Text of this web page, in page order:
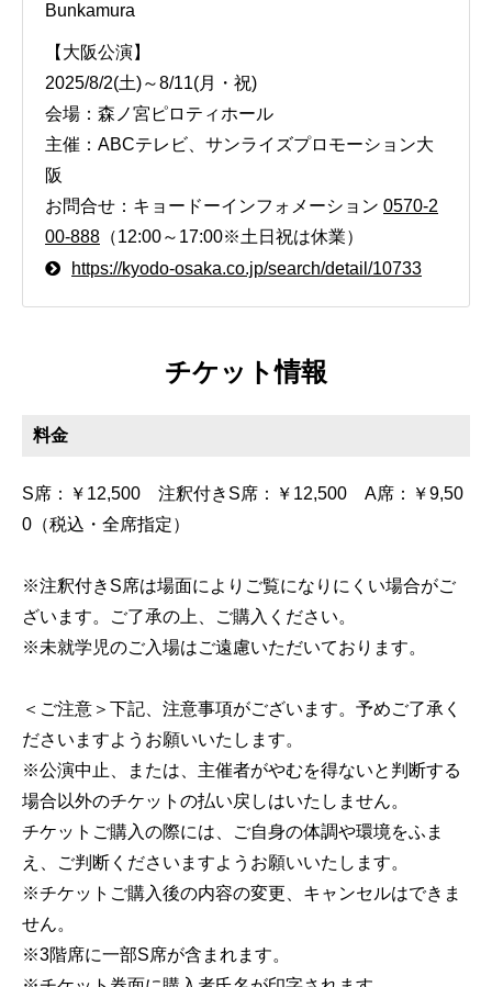
Bunkamura
【大阪公演】
2025/8/2(土)～8/11(月・祝)
会場：森ノ宮ピロティホール
主催：ABCテレビ、サンライズプロモーション大
阪
お問合せ：キョードーインフォメーション 0570-2
00-888 （12:00～17:00※土日祝は休業）
https://kyodo-osaka.co.jp/search/detail/10733
チケット情報
料金
S席：￥12,500 注釈付きS席：￥12,500 A席：￥9,50
0（税込・全席指定）
※注釈付きS席は場面によりご覧になりにくい場合がご
ざいます。ご了承の上、ご購入ください。
※未就学児のご入場はご遠慮いただいております。
＜ご注意＞下記、注意事項がございます。予めご了承く
ださいますようお願いいたします。
※公演中止、または、主催者がやむを得ないと判断する
場合以外のチケットの払い戻しはいたしません。
チケットご購入の際には、ご自身の体調や環境をふま
え、ご判断くださいますようお願いいたします。
※チケットご購入後の内容の変更、キャンセルはできま
せん。
※3階席に一部S席が含まれます。